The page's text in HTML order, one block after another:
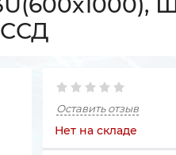
Оставить отзыв
Нет на складе